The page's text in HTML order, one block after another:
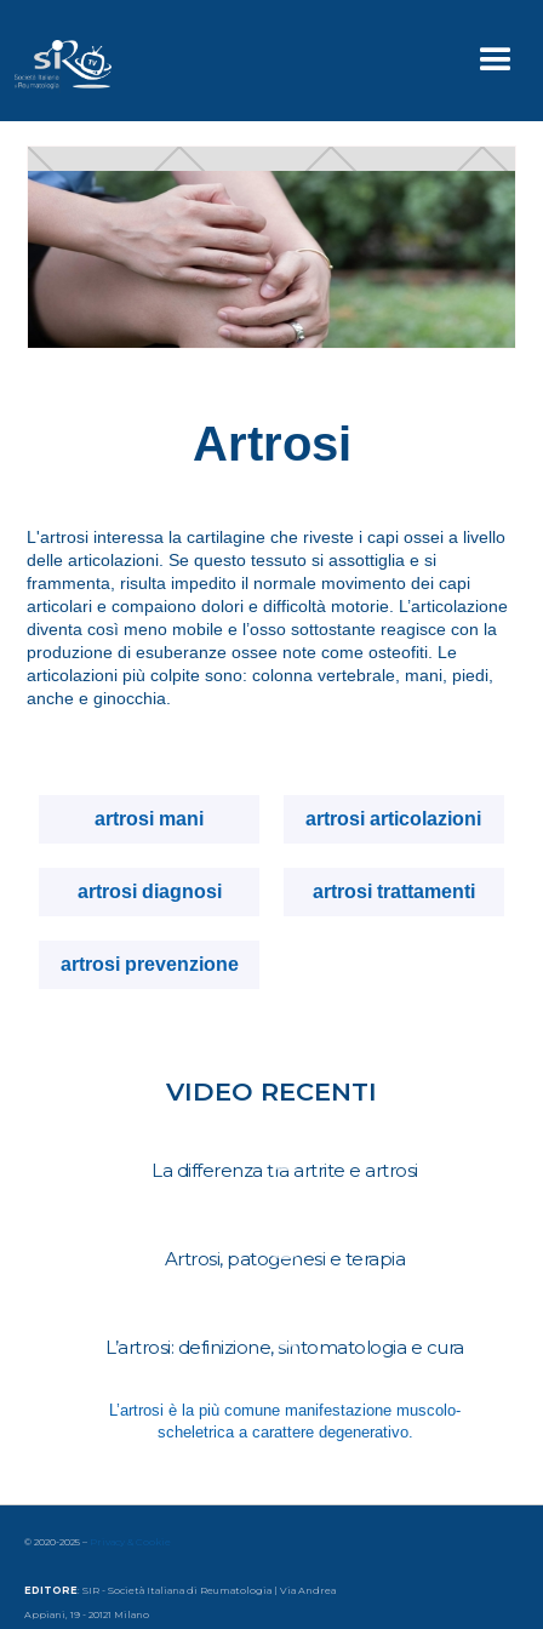
Artrosi
L'artrosi interessa la cartilagine che riveste i capi ossei a livello
delle articolazioni. Se questo tessuto si assottiglia e si
frammenta, risulta impedito il normale movimento dei capi
articolari e compaiono dolori e difficoltà motorie. L’articolazione
diventa così meno mobile e l’osso sottostante reagisce con la
produzione di esuberanze ossee note come osteofiti. Le
articolazioni più colpite sono: colonna vertebrale, mani, piedi,
anche e ginocchia.
artrosi mani artrosi articolazioni
artrosi diagnosi artrosi trattamenti
artrosi prevenzione
VIDEO RECENTI
La differenza tra artrite e artrosi
Artrosi, patogenesi e terapia
L’artrosi: definizione, sintomatologia e cura
L’artrosi è la più comune manifestazione muscolo-
scheletrica a carattere degenerativo.
© 2020-2025 – Privacy & Cookie
EDITORE: SIR - Società Italiana di Reumatologia | Via Andrea
Appiani, 19 - 20121 Milano